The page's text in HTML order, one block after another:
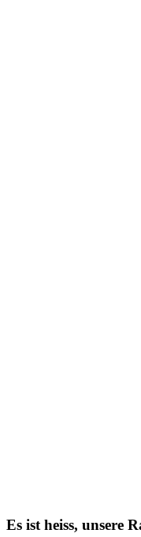
Es ist heiss, unsere